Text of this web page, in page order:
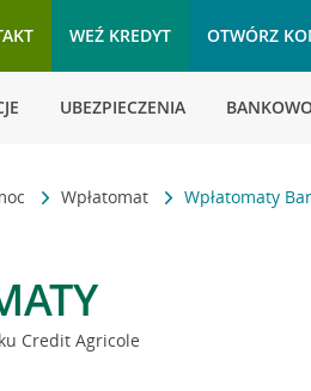
WEŹ KREDYT OTWÓRZ
UBEZPIECZENIA
Wpłatomat Wpłatomaty
Credit Agricole